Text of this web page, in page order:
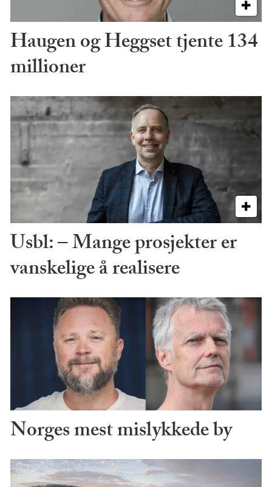
Haugen og Heggset tjente 134
millioner
Usbl: – Mange prosjekter er
vanskelige å realisere
Norges mest mislykkede by